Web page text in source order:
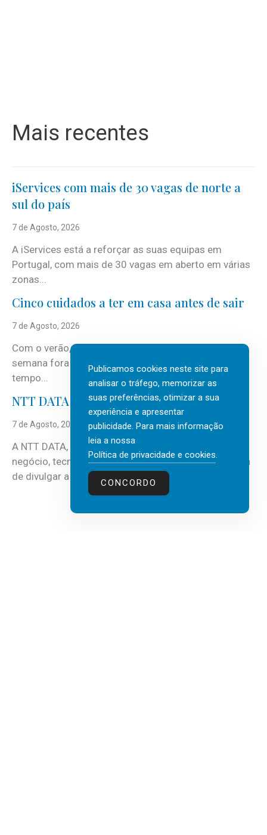
Mais recentes
iServices com mais de 30 vagas de norte a
sul do país
7 de Agosto, 2026
A iServices está a reforçar as suas equipas em
Portugal, com mais de 30 vagas em aberto em várias
zonas...
Cinco cuidados a ter em casa antes de sair
7 de Agosto, 2026
Com o verão, chegam também as férias, os fins-de-
semana fora e os dias em que a casa fica mais
tempo...
NTT DATA Insurtech Global Outlook 2026
7 de Agosto, 2026
A NTT DATA, consultora global em serviços de
negócio, tecnologia e inteligência artificial (IA), acaba
de divulgar a mais recente...
Publicamos cookies neste site para
analisar o tráfego, memorizar as
suas preferências, otimizar a sua
experiência e apresentar
publicidade. Para mais informação
leia a nossa
Política de privacidade e cookies.
CONCORDO